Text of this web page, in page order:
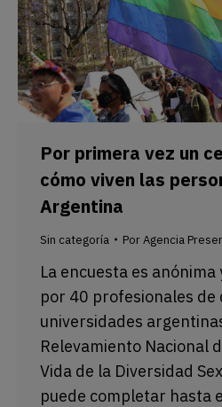
VIH & SIDA
ESCUELA
NOSOTRES
Por primera vez un
cómo viven las
Argentina
Sin categoría PorAgencia
La encuesta es
por 40 profesionales de
universidades
Relevamiento Nacional
Vida de la Diversidad
puede completar hasta